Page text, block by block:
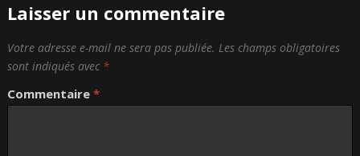
Laisser un commentaire
Votre adresse e-mail ne sera pas publiée. Les champs obligatoires
sont indiqués avec *
Commentaire *